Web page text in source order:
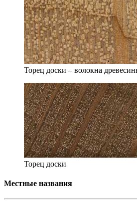
Торец доски – волокна
Торец доски
Местные названия